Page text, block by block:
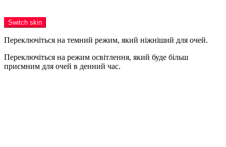
Switch skin
Переключіться на темний режим, який ніжніший для очей.
Переключіться на режим освітлення, який буде більш
приємним для очей в денний час.